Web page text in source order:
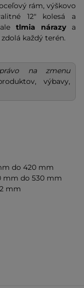
rám, výškovo
12" kolesá a
tlmia nárazya
každý terén.
právo na zmenu
výbavy,
do 420 mm
mm do 530 mm
mm